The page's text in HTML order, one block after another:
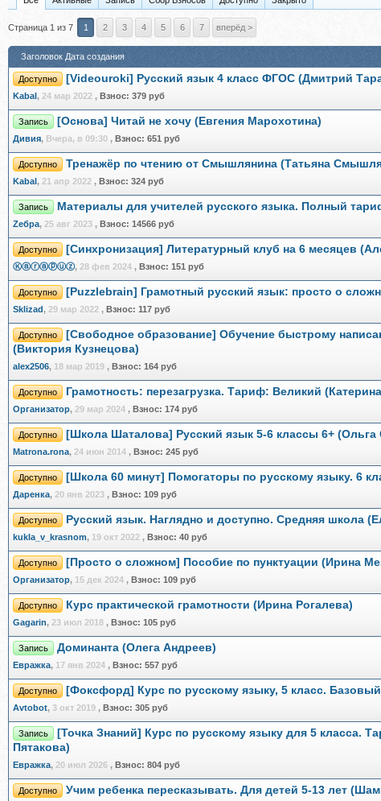
Страница 1 из 7 1 2 3 4 5 6 7 вперёд >
Заголовок Дата создания
Доступно [Videouroki] Русский язык 4 класс ФГОС (Дмитрий
Kabal, 24 мар 2022 , Взнос: 379 руб
Запись [Основа] Читай не хочу (Евгения Марохотина)
Дивия, Вчера, в 09:30 , Взнос: 651 руб
Доступно Тренажёр по чтению от Смышлянина (Татьяна
Kabal, 21 апр 2022 , Взнос: 324 руб
Запись Материалы для учителей русского языка. Полный
Zебра, 25 авг 2023 , Взнос: 14566 руб
Доступно [Синхронизация] Литературный клуб на 6 месяцев
Ⓚⓐⓡⓐⓟⓤⓩ, 28 фев 2024 , Взнос: 151 руб
Доступно [Puzzlebrain] Грамотный русский язык: просто о
Sklizad, 29 мар 2022 , Взнос: 117 руб
Доступно
[Свободное образование] Обучение быстрому
(Виктория Кузнецова)
alex2506, 18 мар 2019 , Взнос: 164 руб
Доступно Грамотность: перезагрузка. Тариф: Великий
Организатор, 29 мар 2024 , Взнос: 174 руб
Доступно [Школа Шаталова] Русский язык 5-6 классы 6+ (Ольга
Matrona.rona, 24 июн 2014 , Взнос: 245 руб
Доступно [Школа 60 минут] Помогаторы по русскому языку. 6
Даренка, 20 янв 2023 , Взнос: 109 руб
Доступно Русский язык. Наглядно и доступно. Средняя школа
kukla_v_krasnom, 19 окт 2022 , Взнос: 40 руб
Доступно [Просто о сложном] Пособие по пунктуации (Ирина
Организатор, 15 дек 2024 , Взнос: 109 руб
Доступно Курс практической грамотности (Ирина Рогалева)
Gagarin, 23 июл 2018 , Взнос: 105 руб
Запись Доминанта (Олега Андреев)
Евражкa, 17 янв 2024 , Взнос: 557 руб
Доступно [Фоксфорд] Курс по русскому языку, 5 класс.
Avtobot, 3 окт 2019 , Взнос: 305 руб
Запись
[Точка Знаний] Курс по русскому языку для 5 класса.
Пятакова)
Евражкa, 20 июл 2026 , Взнос: 804 руб
Доступно Учим ребенка пересказывать. Для детей 5-13 лет